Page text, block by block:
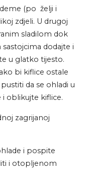
(po želji i
zdjeli. U drugoj
sladilom dok
dodajte i
u glatko tijesto.
bi kiflice ostale
da se ohladi u
i oblikujte kiflice.
zagrijanoj
i pospite
i otopljenom